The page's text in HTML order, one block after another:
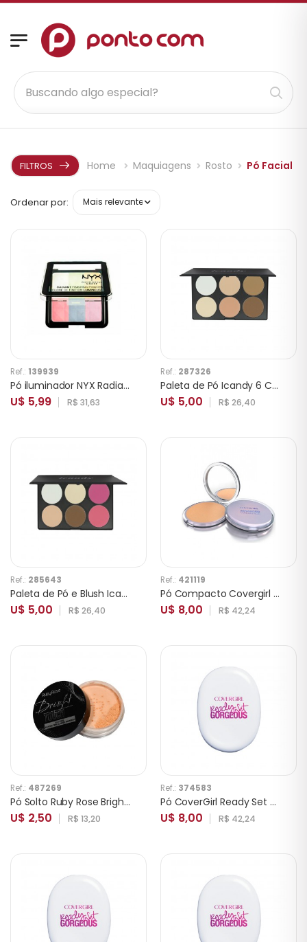
FILTROS Home Maquiagens Rosto Pó Facial
Ordenar por:
Ref.: 139939
Pó iluminador NYX Radiant Finish 01 Brighten
U$ 5,99 R$ 31,63
Ref.: 287326
Paleta de Pó Icandy 6 Cores P6
U$ 5,00 R$ 26,40
Ref.: 285643
Paleta de Pó e Blush Icandy 6 Cores B6
U$ 5,00 R$ 26,40
Ref.: 421119
Pó Compacto Covergirl Advanced Radiance 125 Soft Honey
U$ 8,00 R$ 42,24
Ref.: 487269
Pó Solto Ruby Rose Bright Touch HB-7221 2 Neutro Médio
U$ 2,50 R$ 13,20
Ref.: 374583
Pó CoverGirl Ready Set Gorgeous 105-110 Fair
U$ 8,00 R$ 42,24